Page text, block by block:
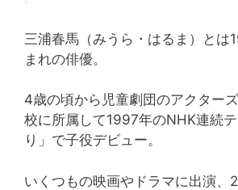
三浦春馬（みうら・はるま）とは
まれの俳優。
4歳の頃から児童劇団のアクター
校に所属して1997年のNHK連続
り」で子役デビュー。
いくつもの映画やドラマに出演、